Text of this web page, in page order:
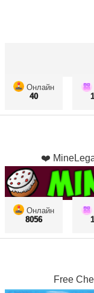
Онлайн
40
❤️
Онлайн
8056
Free